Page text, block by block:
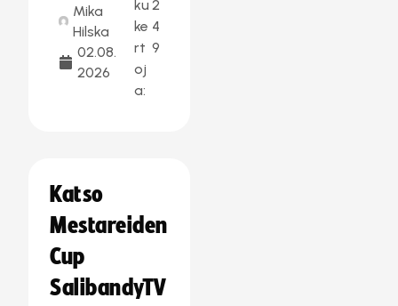
Mika
Hilska
02.08.
2026
ku
ke
rt
oj
a:
2
4
9
Katso
Mestareiden
Cup
SalibandyTV